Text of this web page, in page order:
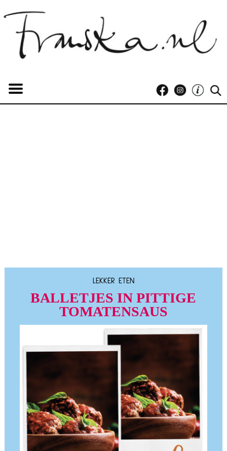
LEKKER ETEN
BALLETJES IN PITTIGE
TOMATENSAUS